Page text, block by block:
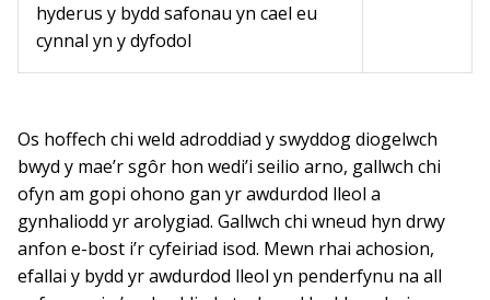
hyderus y bydd safonau yn cael eu
cynnal yn y dyfodol
Os hoffech chi weld adroddiad y swyddog diogelwch
bwyd y mae’r sgôr hon wedi’i seilio arno, gallwch chi
ofyn am gopi ohono gan yr awdurdod lleol a
gynhaliodd yr arolygiad. Gallwch chi wneud hyn drwy
anfon e-bost i’r cyfeiriad isod. Mewn rhai achosion,
efallai y bydd yr awdurdod lleol yn penderfynu na all